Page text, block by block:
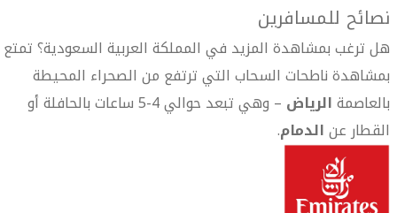
نصائح للمسافرين
هل ترغب بمشاهدة المزيد في المملكة العربية السعودية؟ تمتع
بمشاهدة ناطحات السحاب التي ترتفع من الصحراء المحيطة
بالعاصمةالرياض
– وهي تبعد حوالي 4-5 ساعات بالحافلة أو
القطار عنالدمام.